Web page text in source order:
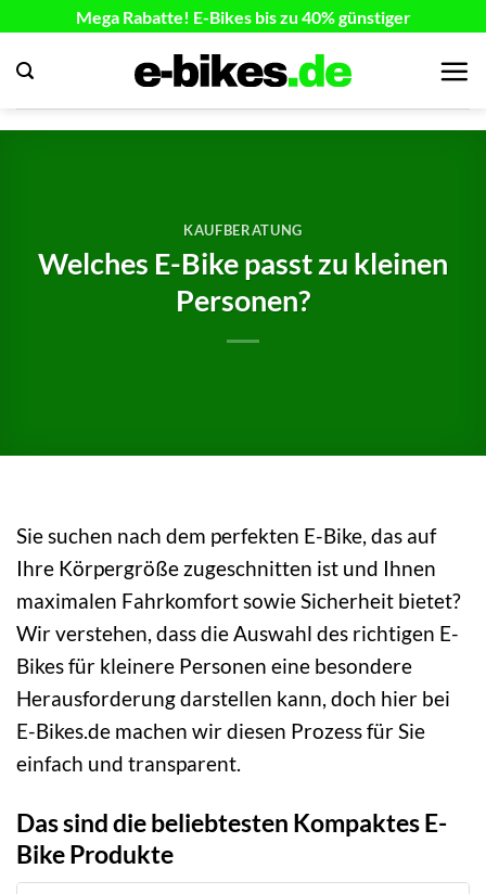
springen
Mega Rabatte! E-Bikes bis zu 40% günstiger
KAUFBERATUNG
Welches E-Bike passt zu kleinen
Personen?
Sie suchen nach dem perfekten E-Bike, das auf
Ihre Körpergröße zugeschnitten ist und Ihnen
maximalen Fahrkomfort sowie Sicherheit bietet?
Wir verstehen, dass die Auswahl des richtigen E-
Bikes für kleinere Personen eine besondere
Herausforderung darstellen kann, doch hier bei
E-Bikes.de machen wir diesen Prozess für Sie
einfach und transparent.
Das sind die beliebtesten Kompaktes E-
Bike Produkte